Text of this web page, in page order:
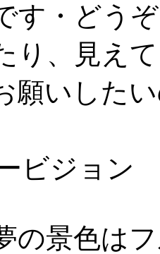
す・どう
り、見え
願いした
ビジョン
の景色は